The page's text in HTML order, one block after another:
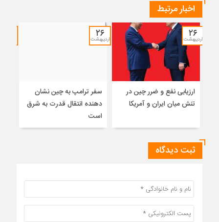
اخبار مرتبط
۲۶
اردیبهشت
ارزیابی نفع و ضرر چین در
تنش میان ایران و آمریکا
۲۶
اردیبهشت
سفر ترامپ به چین نشان
دهنده انتقال قدرت به شرق
است
ثبت دیدگاه